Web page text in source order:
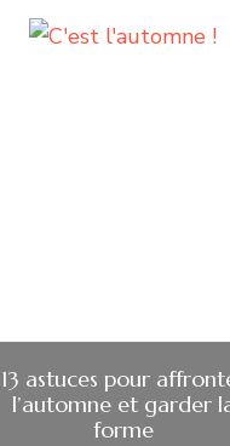
13 astuces pour
l’automne et garder
forme